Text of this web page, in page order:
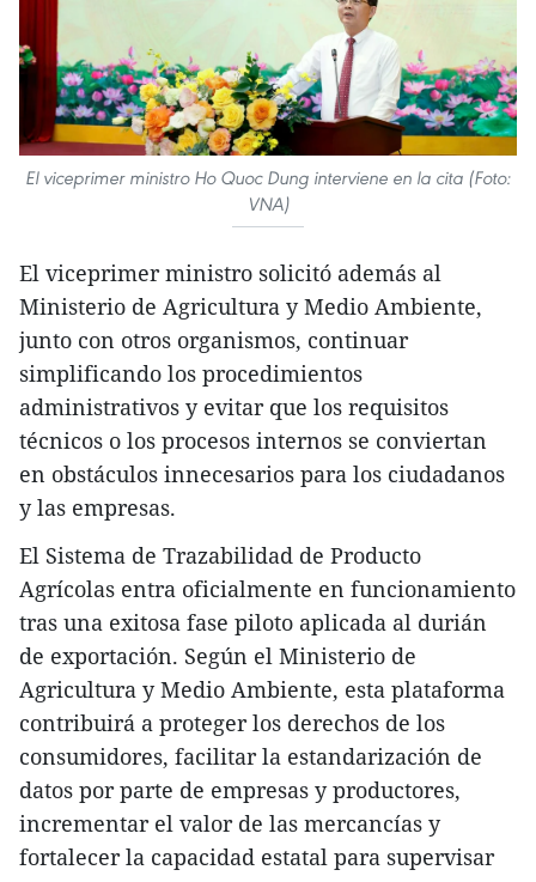
El viceprimer ministro Ho Quoc Dung interviene en la cita (Foto:
VNA)
El viceprimer ministro solicitó además al
Ministerio de Agricultura y Medio Ambiente,
junto con otros organismos, continuar
simplificando los procedimientos
administrativos y evitar que los requisitos
técnicos o los procesos internos se conviertan
en obstáculos innecesarios para los ciudadanos
y las empresas.
El Sistema de Trazabilidad de Producto
Agrícolas entra oficialmente en funcionamiento
tras una exitosa fase piloto aplicada al durián
de exportación. Según el Ministerio de
Agricultura y Medio Ambiente, esta plataforma
contribuirá a proteger los derechos de los
consumidores, facilitar la estandarización de
datos por parte de empresas y productores,
incrementar el valor de las mercancías y
fortalecer la capacidad estatal para supervisar